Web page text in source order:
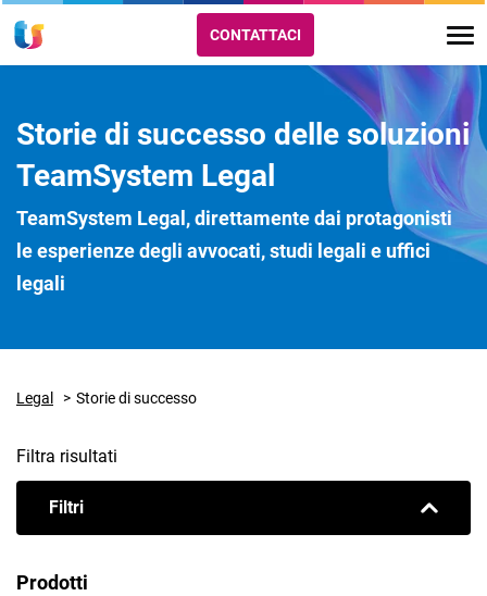
CONTATTACI
Storie di successo delle soluzioni
TeamSystem Legal
TeamSystem Legal, direttamente dai protagonisti
le esperienze degli avvocati, studi legali e uffici
legali
Legal Storie di successo
Filtra risultati
Filtri
Prodotti